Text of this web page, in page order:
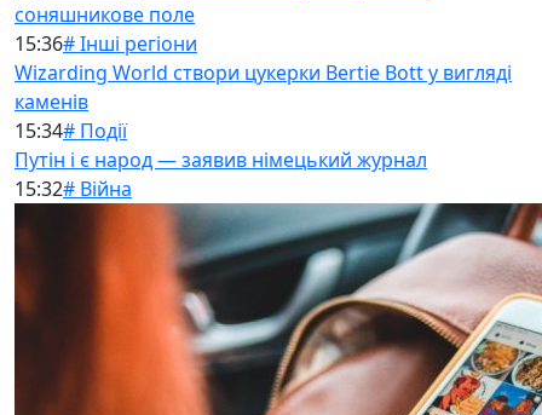
соняшникове поле
15:36# Інші регіони
Wizarding World створи цукерки Bertie Bott у вигляді
каменів
15:34# Події
Путін і є народ — заявив німецький журнал
15:32# Війна